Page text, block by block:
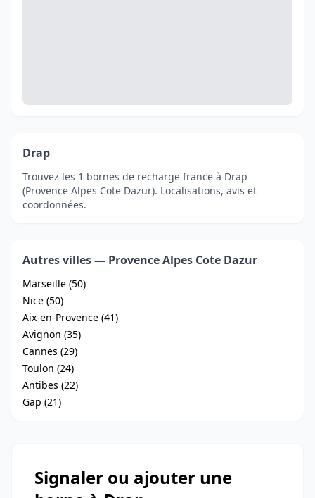
Drap
Trouvez les 1 bornes de recharge france à Drap
(Provence Alpes Cote Dazur). Localisations, avis et
coordonnées.
Autres villes — Provence Alpes Cote Dazur
Marseille (50)
Nice (50)
Aix-en-Provence (41)
Avignon (35)
Cannes (29)
Toulon (24)
Antibes (22)
Gap (21)
Signaler ou ajouter une